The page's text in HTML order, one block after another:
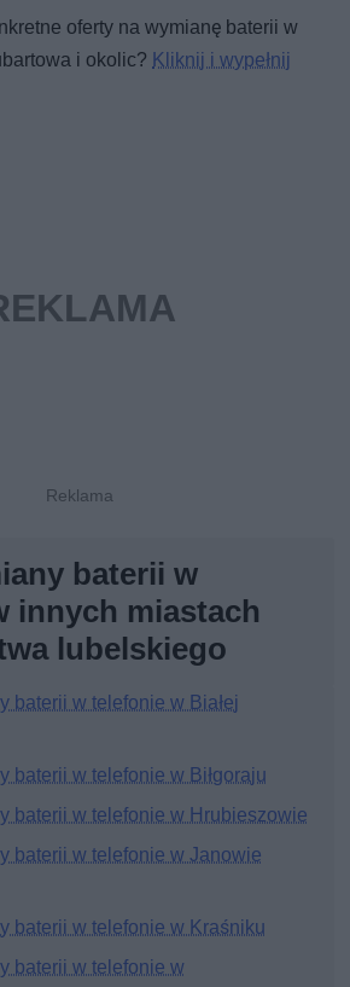
oferty na wymianę baterii w
i okolic? Kliknij i wypełnij
baterii w
innych miastach
lubelskiego
baterii w telefonie w Białej
baterii w telefonie w Biłgoraju
baterii w telefonie w Hrubieszowie
baterii w telefonie w Janowie
baterii w telefonie w Kraśniku
baterii w telefonie w